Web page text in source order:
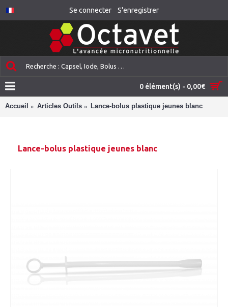
Se connecter S'enregistrer
0 élément(s) - 0,00€
Accueil Articles Outils Lance-bolus plastique jeunes blanc
Lance-bolus plastique jeunes blanc